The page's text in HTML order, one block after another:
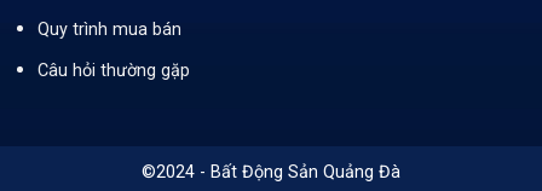
Quy trình mua bán
Câu hỏi thường gặp
©2024 - Bất Động Sản Quảng Đà